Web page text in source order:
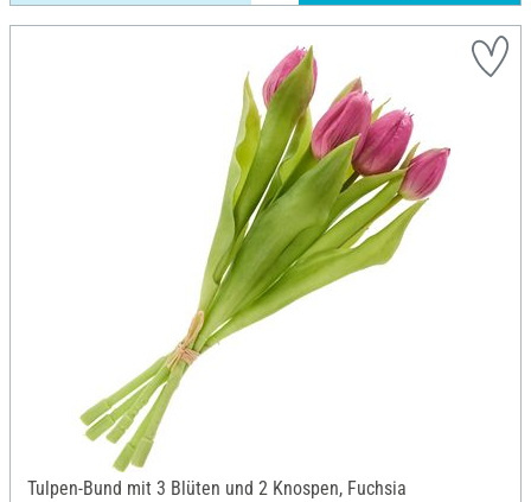
Tulpen-Bund mit 3 Blüten und 2 Knospen, Fuchsia